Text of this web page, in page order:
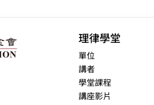
理律學堂
單位
講者
學堂課程
講座影片